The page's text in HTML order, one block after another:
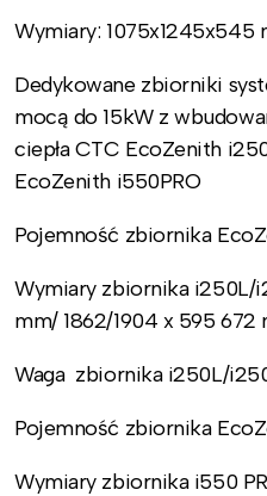
Wymiary: 1075x1245x545
Dedykowane zbiorniki
mocą do 15kW z
ciepła CTC EcoZenith
EcoZenith i550PRO
Pojemność zbiornika
Wymiary zbiornika i250L/
mm/ 1862/1904 x 595 672
Waga zbiornika i250L/
Pojemność zbiornika
Wymiary zbiornika i550